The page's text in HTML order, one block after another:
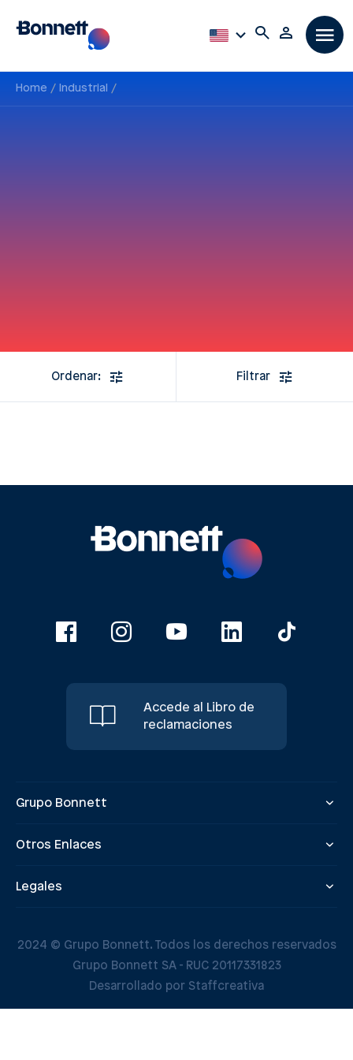
Home Industrial
Ordenar: Filtrar
Accede al Libro de
reclamaciones
Grupo Bonnett
Otros Enlaces
Legales
2024 © Grupo Bonnett. Todos los derechos reservados
Grupo Bonnett SA - RUC 20117331823
Desarrollado por Staffcreativa